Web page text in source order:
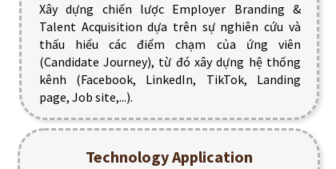
Xây dựng chiến lược Employer Branding &
Talent Acquisition dựa trên sự nghiên cứu và
thấu hiểu các điểm chạm của ứng viên
(Candidate Journey), từ đó xây dựng hệ thống
kênh (Facebook, LinkedIn, TikTok, Landing
page, Job site,...).
Technology Application